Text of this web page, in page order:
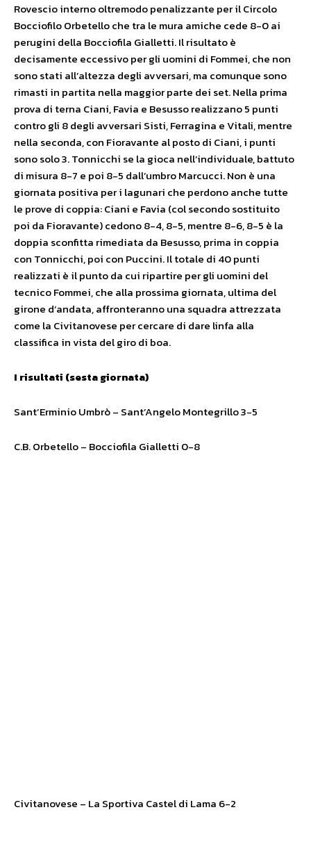
Rovescio interno oltremodo penalizzante per il Circolo
Bocciofilo Orbetello che tra le mura amiche cede 8-0 ai
perugini della Bocciofila Gialletti. Il risultato è
decisamente eccessivo per gli uomini di Fommei, che non
sono stati all’altezza degli avversari, ma comunque sono
rimasti in partita nella maggior parte dei set. Nella prima
prova di terna Ciani, Favia e Besusso realizzano 5 punti
contro gli 8 degli avversari Sisti, Ferragina e Vitali, mentre
nella seconda, con Fioravante al posto di Ciani, i punti
sono solo 3. Tonnicchi se la gioca nell’individuale, battuto
di misura 8-7 e poi 8-5 dall’umbro Marcucci. Non è una
giornata positiva per i lagunari che perdono anche tutte
le prove di coppia: Ciani e Favia (col secondo sostituito
poi da Fioravante) cedono 8-4, 8-5, mentre 8-6, 8-5 è la
doppia sconfitta rimediata da Besusso, prima in coppia
con Tonnicchi, poi con Puccini. Il totale di 40 punti
realizzati è il punto da cui ripartire per gli uomini del
tecnico Fommei, che alla prossima giornata, ultima del
girone d’andata, affronteranno una squadra attrezzata
come la Civitanovese per cercare di dare linfa alla
classifica in vista del giro di boa.
I risultati (sesta giornata)
Sant’Erminio Umbrò – Sant’Angelo Montegrillo 3-5
C.B. Orbetello – Bocciofila Gialletti 0-8
Civitanovese – La Sportiva Castel di Lama 6-2